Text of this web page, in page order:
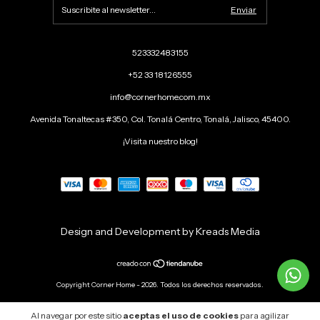
Al navegar por este sitio aceptas el uso de cookies para agilizar
523332483155
+52 33 18126555
info@cornerhome.com.mx
Avenida Tonaltecas #350, Col. Tonalá Centro, Tonalá, Jalisco, 45400.
¡Visita nuestro blog!
Design and Development by Kreads Media
Copyright Corner Home - 2026. Todos los derechos reservados.